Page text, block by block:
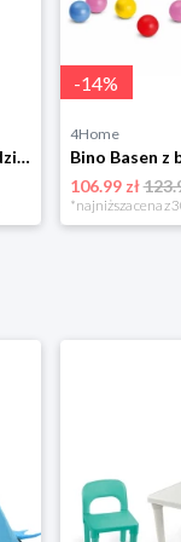
Gizmo Riders Baby bobslej dziecięcy, mystic zielony 4-Home
-14%
4Home
106.99 zł
*najniższa cena z